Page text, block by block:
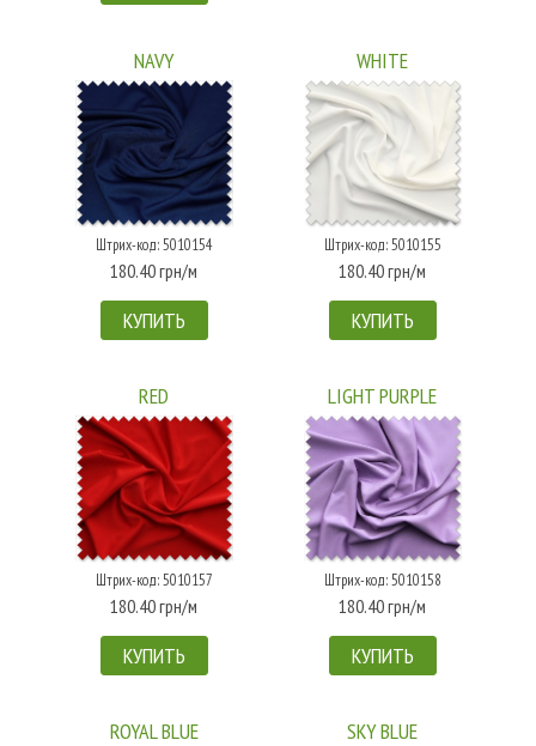
NAVY
Штрих-код: 5010154
180.40 грн/м
КУПИТЬ
WHITE
Штрих-код: 5010155
180.40 грн/м
КУПИТЬ
RED
Штрих-код: 5010157
180.40 грн/м
КУПИТЬ
LIGHT PURPLE
Штрих-код: 5010158
180.40 грн/м
КУПИТЬ
ROYAL BLUE SKY BLUE